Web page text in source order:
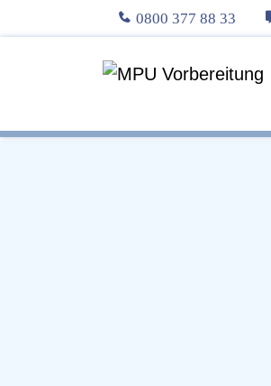
0800 377 88 33